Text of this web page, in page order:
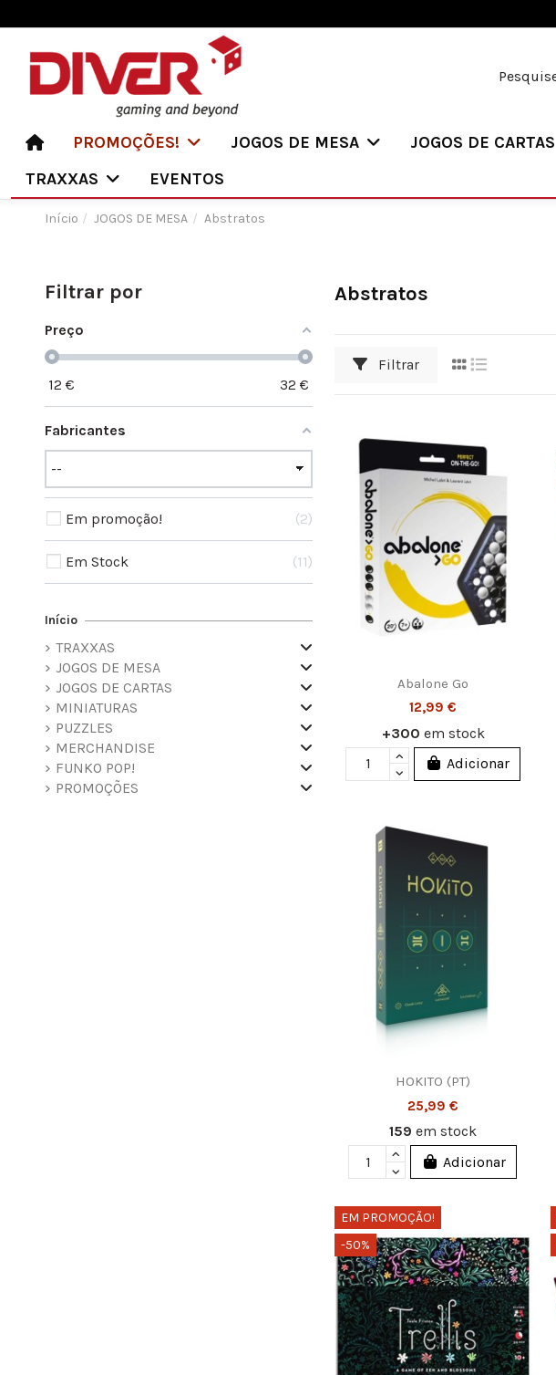
PROMOÇÕES! JOGOS DE MESA JOGOS DE CARTAS
TRAXXAS
EVENTOS
Início JOGOS DE MESA Abstratos
Abstratos
Filtrar
Abalone Go
12,99 €
+300 em stock
Adicionar
HOKITO (PT)
25,99 €
159em stock
Adicionar
EM PROMOÇÃO!
-50%
Filtrar por
Preço
12 € 32 €
Fabricantes
Em promoção! 2
Em Stock 11
Início
TRAXXAS
JOGOS DE MESA
JOGOS DE CARTAS
MINIATURAS
PUZZLES
MERCHANDISE
FUNKO POP!
PROMOÇÕES